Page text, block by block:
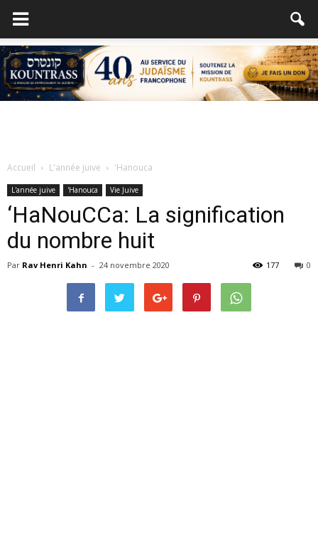
Accueil L'année juive 'Hanouca
L'année juive 'Hanouca Vie Juive
‘HaNouCCa: La signification
du nombre huit
Par Rav Henri Kahn - 24 novembre 2020 0
177